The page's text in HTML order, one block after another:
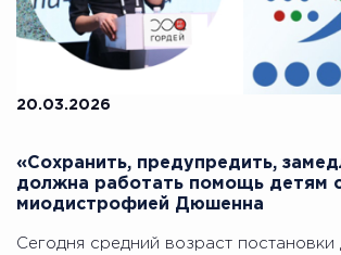
20.03.2026
«Сохранить, предупредить,
должна работать помощь детям
миодистрофией Дюшенна
Сегодня средний возраст постановки